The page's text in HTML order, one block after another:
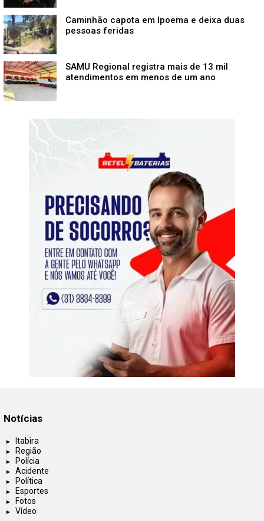
Caminhão capota em Ipoema e deixa duas
pessoas feridas
SAMU Regional registra mais de 13 mil
atendimentos em menos de um ano
Notícias
Itabira
Região
Polícia
Acidente
Política
Esportes
Fotos
Vídeo